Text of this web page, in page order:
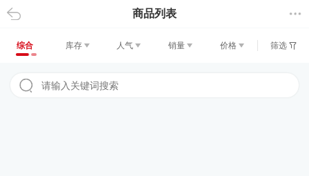
返回 商品列表
综合 库存 人气 销量 价格 筛选